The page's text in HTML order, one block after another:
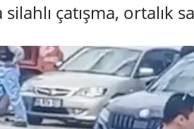
silahlı çatışma, ortalık